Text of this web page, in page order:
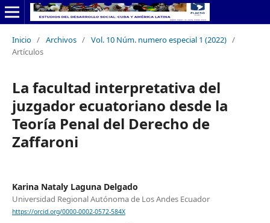
Inicio / Archivos / Vol. 10 Núm. numero especial 1 (2022) /
Artículos
La facultad interpretativa del
juzgador ecuatoriano desde la
Teoría Penal del Derecho de
Zaffaroni
Karina Nataly Laguna Delgado
Universidad Regional Autónoma de Los Andes Ecuador
https://orcid.org/0000-0002-0572-584X